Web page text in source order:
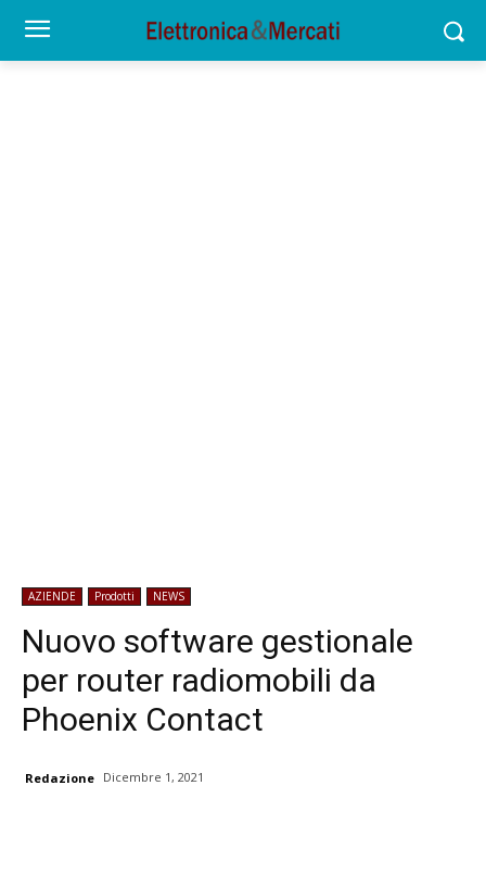
AZIENDE Prodotti NEWS
Nuovo software gestionale
per router radiomobili da
Phoenix Contact
Redazione Dicembre 1, 2021